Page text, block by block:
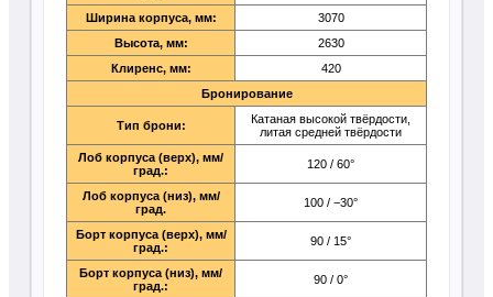
Ширина корпуса, мм:
3070
Высота, мм:
2630
Клиренс, мм:
420
Бронирование
Тип брони:
Катаная высокой твёрдости,
литая средней твёрдости
Лоб корпуса (верх), мм/
град.:
120 / 60°
Лоб корпуса (низ), мм/
град.
100 / −30°
Борт корпуса (верх), мм/
град.:
90 / 15°
Борт корпуса (низ), мм/
град.:
90 / 0°